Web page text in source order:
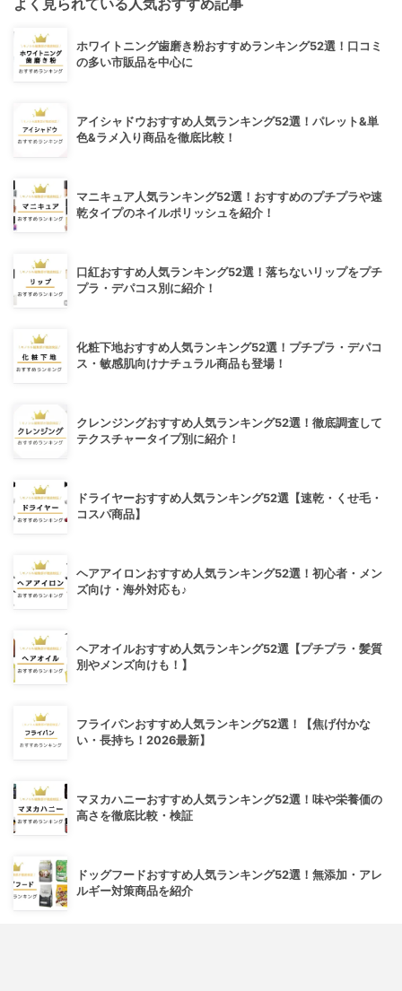
ホワイトニング歯磨き粉おすすめランキング52選！口コミ
の多い市販品を中心に
アイシャドウおすすめ人気ランキング52選！パレット&単
色&ラメ入り商品を徹底比較！
マニキュア人気ランキング52選！おすすめのプチプラや速
乾タイプのネイルポリッシュを紹介！
口紅おすすめ人気ランキング52選！落ちないリップをプチ
プラ・デパコス別に紹介！
化粧下地おすすめ人気ランキング52選！プチプラ・デパコ
ス・敏感肌向けナチュラル商品も登場！
クレンジングおすすめ人気ランキング52選！徹底調査して
テクスチャータイプ別に紹介！
ドライヤーおすすめ人気ランキング52選【速乾・くせ毛・
コスパ商品】
ヘアアイロンおすすめ人気ランキング52選！初心者・メン
ズ向け・海外対応も♪
ヘアオイルおすすめ人気ランキング52選【プチプラ・髪質
別やメンズ向けも！】
フライパンおすすめ人気ランキング52選！【焦げ付かな
い・長持ち！2026最新】
マヌカハニーおすすめ人気ランキング52選！味や栄養価の
高さを徹底比較・検証
ドッグフードおすすめ人気ランキング52選！無添加・アレ
ルギー対策商品を紹介